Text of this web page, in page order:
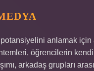
anlamak
öğrencilerin
arkadaş grupları